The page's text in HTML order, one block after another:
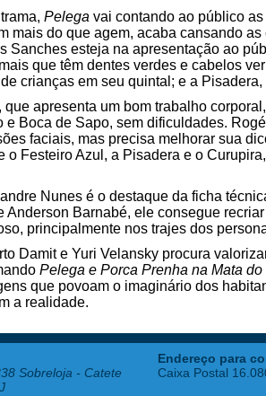
Pelega vai contando ao público
mais do que agem, acaba cansando
Sanches esteja na apresentação ao
que têm dentes verdes e cabelos
crianças em seu quintal; e a
apresenta um bom trabalho
e Boca de Sapo, sem dificuldades.
faciais, mas precisa melhorar sua
o Festeiro Azul, a Pisadera e o
Nunes é o destaque da ficha
Anderson Barnabé, ele consegue
principalmente nos trajes dos
Damit e Yuri Velansky procura
Pelega e Porca Prenha na Mata
que povoam o imaginário dos
a realidade.
Sobreloja - Catete
Endereço para
Caixa Postal